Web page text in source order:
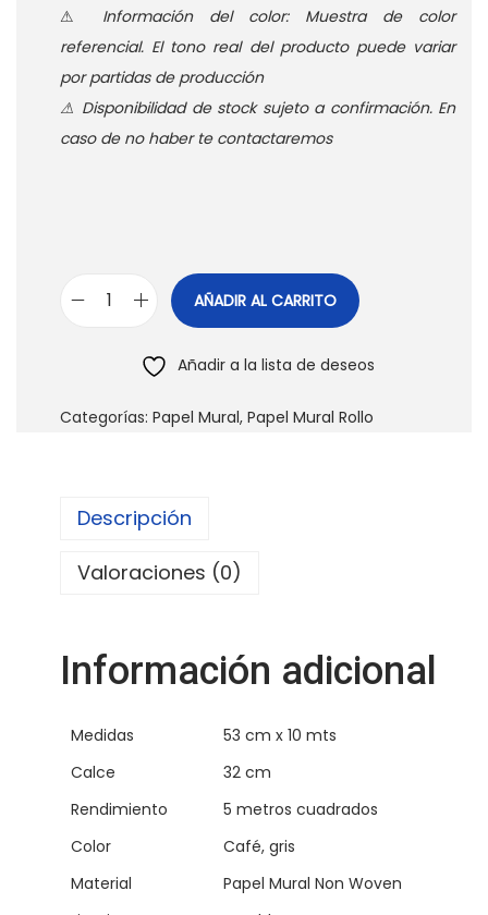
⚠ Información del color: Muestra de color
referencial. El tono real del producto puede variar
por partidas de producción
⚠ Disponibilidad de stock sujeto a confirmación. En
caso de no haber te contactaremos
r
L
A
G
r
O
AÑADIR AL CARRITO
Añadir a la lista de deseos
Categorías: Papel Mural, Papel Mural Rollo
Descripción
Valoraciones (0)
Información adicional
Medidas
53 cm x 10 mts
Calce
32 cm
Rendimiento
5 metros cuadrados
Color
Café, gris
Material
Papel Mural Non Woven